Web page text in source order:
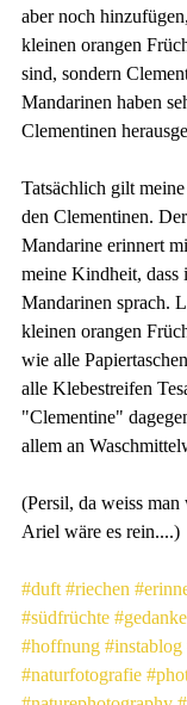
aber noch
kleinen orangen
sind, sondern
Mandarinen haben
Clementinen
Tatsächlich gilt
den Clementinen.
Mandarine erinnert
meine Kindheit, dass
Mandarinen sprach.
kleinen orangen
wie alle
alle Klebestreifen
"Clementine"
allem an
(Persil, da weiss man
Ariel wäre es rein....)
#duft #riechen
#südfrüchte
#hoffnung #instablog
#naturfotografie